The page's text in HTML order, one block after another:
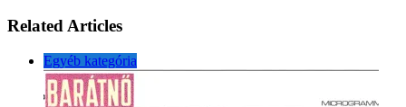
Related Articles
Egyéb kategória